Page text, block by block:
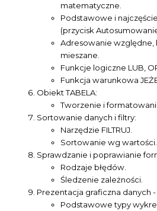
matematyczne.
Podstawowe i
(przycisk
Adresowanie względne,
mieszane.
Funkcje logiczne LUB,
Funkcja warunkowa
Obiekt TABELA:
Tworzenie i
Sortowanie danych i filtry:
Narzędzie FILTRUJ.
Sortowanie wg wartości.
Sprawdzanie i poprawianie
Rodzaje błędów.
Śledzenie zależności.
Prezentacja graficzna danych
Podstawowe typy